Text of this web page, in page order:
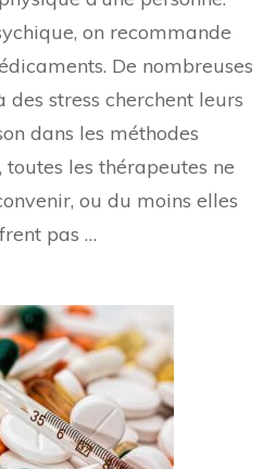
on recommande
De nombreuses
des stress cherchent leurs
dans les méthodes
les thérapeutes ne
ou du moins elles
pas …